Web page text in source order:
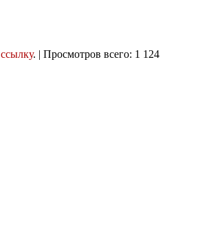
ссылку. | Просмотров всего: 1 124